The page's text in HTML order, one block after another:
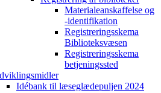
Materialeanskaffelse og
-identifikation
Registreringsskema
Biblioteksvæsen
Registreringsskema
betjeningssted
Idébank til læseglædepuljen 2024